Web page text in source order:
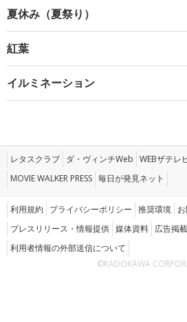
夏休み（夏祭り）
紅葉
イルミネーション
レタスクラブ ダ・ヴィンチWeb WEBザテレ
MOVIE WALKER PRESS 毎日が発見ネット
利用規約 プライバシーポリシー 推奨環境
プレスリリース・情報提供 媒体資料 広告掲
利用者情報の外部送信について
©KADOKAWA